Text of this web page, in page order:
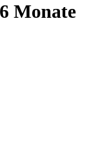
Monate